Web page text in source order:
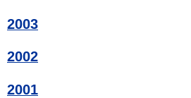
2003
2002
2001